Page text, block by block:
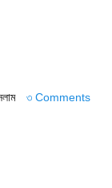
৩ Comments